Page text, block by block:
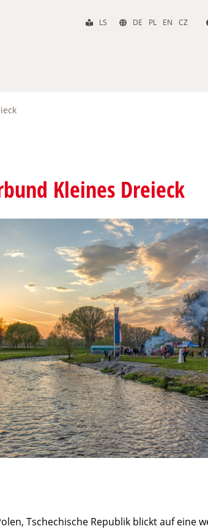
LS DE PL EN CZ
Kleines Dreieck
Tschechische Republik blickt auf eine